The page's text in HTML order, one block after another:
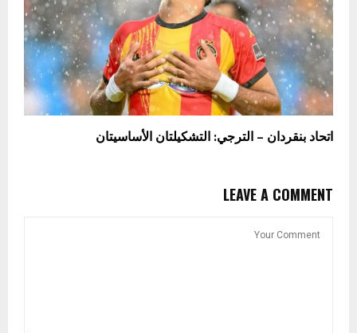
اتحاد بنقردان – الترجي: التشكيلتان الأساسيتان
LEAVE A COMMENT